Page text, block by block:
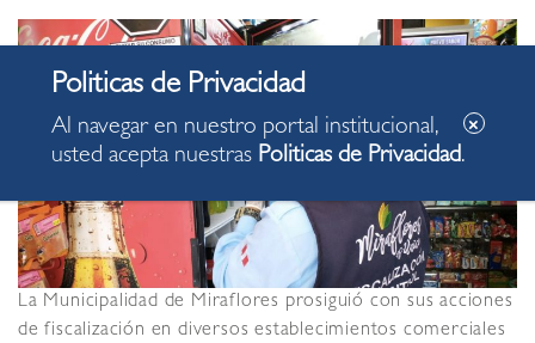
La Municipalidad de Miraflores prosiguió con sus acciones
de fiscalización en diversos establecimientos comerciales
Al navegar en nuestro portal institucional,
usted acepta nuestras Politicas de Privacidad.